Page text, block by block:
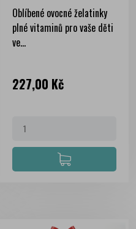
Oblíbené ovocné želatinky
plné vitaminů pro vaše děti
ve...
Cena
227,00 Kč